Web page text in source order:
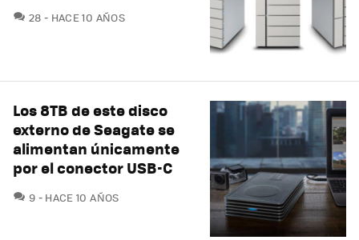
28 COMENTARIOS
HACE 10 AÑOS
Los 8TB de este disco
externo de Seagate se
alimentan únicamente
por el conector USB-C
9 COMENTARIOS
HACE 10 AÑOS